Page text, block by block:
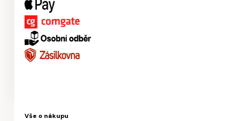
Vše o nákupu